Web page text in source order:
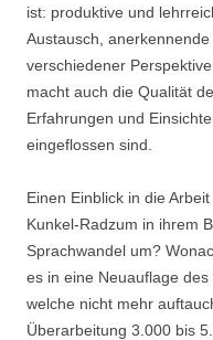
ist: produktive und
Austausch,
verschiedener
macht auch die Qualität
Erfahrungen und
eingeflossen sind.
Einen Einblick in die
Kunkel-Radzum in ihrem
Sprachwandel um?
es in eine Neuauflage
welche nicht mehr
Überarbeitung 3.000 bis